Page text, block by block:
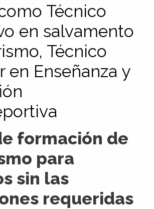
Técnico
en salvamento
Técnico
en Enseñanza y
formación de
para
sin las
requeridas